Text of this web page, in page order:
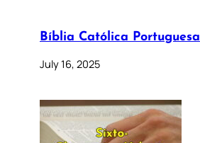
Bíblia Católica Portuguesa
July 16, 2025